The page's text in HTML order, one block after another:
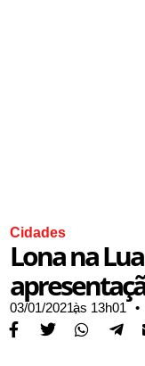
Cidades
Lona na
03/01/2021,às 13h01 •